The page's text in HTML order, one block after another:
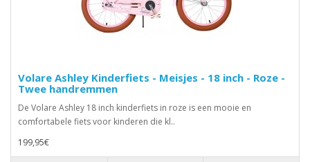
Volare Ashley Kinderfiets - Meisjes - 18 inch - Roze -
Twee handremmen
De Volare Ashley 18 inch kinderfiets in roze is een mooie en
comfortabele fiets voor kinderen die kl..
199,95€